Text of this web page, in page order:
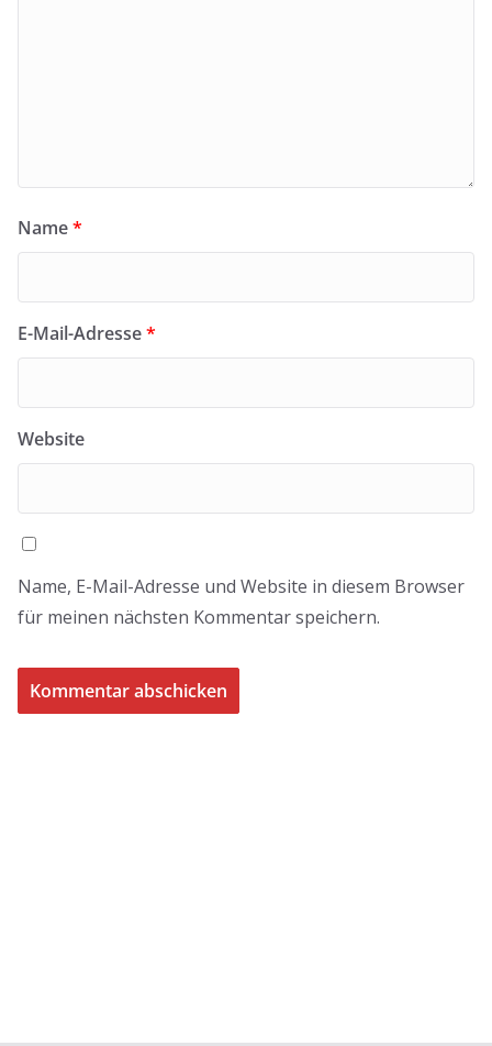
Name*
E-Mail-Adresse*
Website
Name, E-Mail-Adresse und Website in diesem Browser
für meinen nächsten Kommentar speichern.